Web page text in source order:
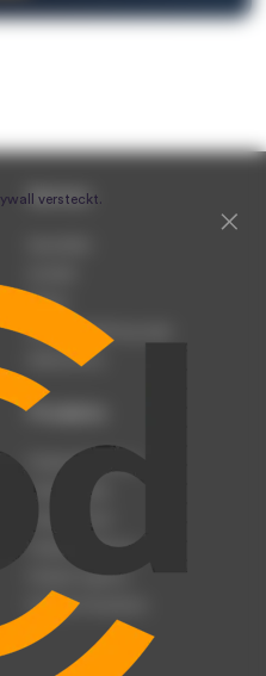
Service
Presse
Nutzungsbedingungen
Datenschutz
Produkte
Podcast-Beratung
Podcast-Jobs
Podcast-Push
Podcast-Werbung
Podcast-Agentur
Podcast-Produktion